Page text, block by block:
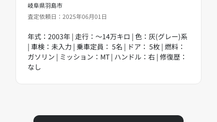
岐阜県羽島市
査定依頼日：2025年06月01日
年式：2003年 | 走行：～14万キロ | 色：灰(グレー)系
| 車検：未入力 | 乗車定員： 5名 | ドア： 5枚 | 燃料：
ガソリン | ミッション：MT | ハンドル：右 | 修復歴：
なし